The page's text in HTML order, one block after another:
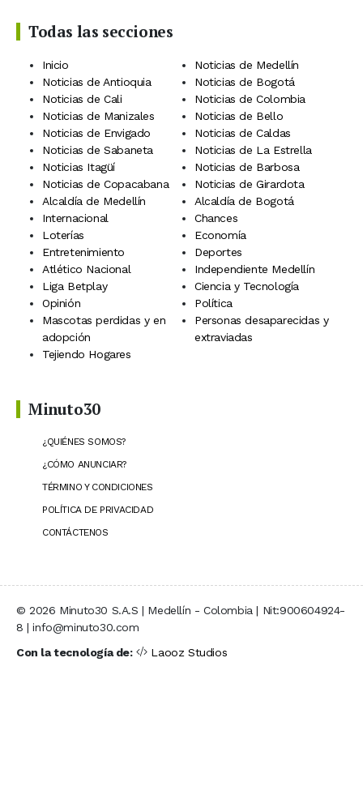
Todas las secciones
Inicio
Noticias de Medellín
Noticias de Antioquia
Noticias de Bogotá
Noticias de Cali
Noticias de Colombia
Noticias de Manizales
Noticias de Bello
Noticias de Envigado
Noticias de Caldas
Noticias de Sabaneta
Noticias de La Estrella
Noticias Itagüí
Noticias de Barbosa
Noticias de Copacabana
Noticias de Girardota
Alcaldía de Medellín
Alcaldía de Bogotá
Internacional
Chances
Loterías
Economía
Entretenimiento
Deportes
Atlético Nacional
Independiente Medellín
Liga Betplay
Ciencia y Tecnología
Opinión
Política
Mascotas perdidas y en
adopción
Personas desaparecidas y
extraviadas
Tejiendo Hogares
Minuto30
¿QUIÉNES SOMOS?
¿CÓMO ANUNCIAR?
TÉRMINO Y CONDICIONES
POLÍTICA DE PRIVACIDAD
CONTÁCTENOS
© 2026 Minuto30 S.A.S | Medellín - Colombia | Nit:900604924-
8 | info@minuto30.com
Con la tecnología de:
Laooz Studios